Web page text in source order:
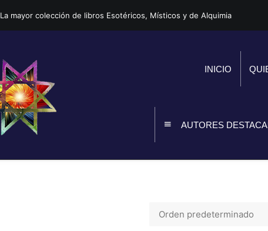
La mayor colección de libros Esotéricos, Místicos y de Alquimia
INICIO
AUTORES